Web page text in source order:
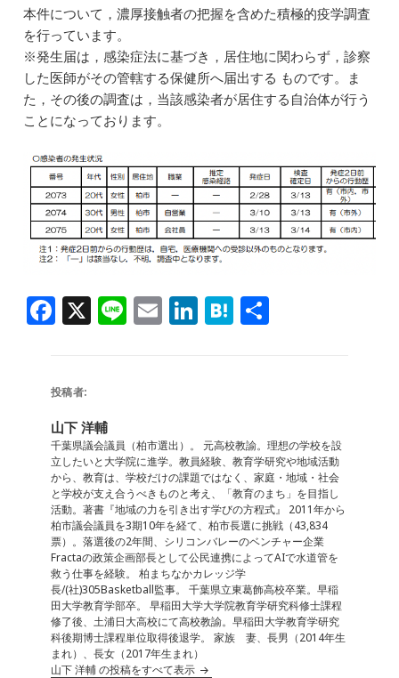
本件について，濃厚接触者の把握を含めた積極的疫学調査
を行っています。
※発生届は，感染症法に基づき，居住地に関わらず，診察
した医師がその管轄する保健所へ届出する ものです。ま
た，その後の調査は，当該感染者が居住する自治体が行う
ことになっております。
F
e
b
o
o
k
X Li E Li
n
H
投稿者:
山下 洋輔
千葉県議会議員（柏市選出）。 元高校教諭。理想の学校を設
立したいと大学院に進学。教員経験、教育学研究や地域活動
から、教育は、学校だけの課題ではなく、家庭・地域・社会
と学校が支え合うべきものと考え、「教育のまち」を目指し
活動。著書『地域の力を引き出す学びの方程式』 2011年から
柏市議会議員を3期10年を経て、柏市長選に挑戦（43,834
票）。落選後の2年間、シリコンバレーのベンチャー企業
Fractaの政策企画部長として公民連携によってAIで水道管を
救う仕事を経験。 柏まちなかカレッジ学
長/(社)305Basketball監事。 千葉県立東葛飾高校卒業。早稲
田大学教育学部卒。 早稲田大学大学院教育学研究科修士課程
修了後、土浦日大高校にて高校教諭。早稲田大学教育学研究
科後期博士課程単位取得後退学。 家族 妻、長男（2014年生
まれ）、長女（2017年生まれ）
山下 洋輔 の投稿をすべて表示